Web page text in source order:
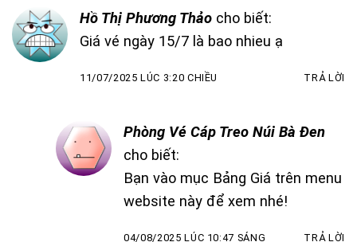
Hồ Thị Phương Thảo cho biết:
Giá vé ngày 15/7 là bao nhieu ạ
11/07/2025 LÚC 3:20 CHIỀU TRẢ LỜI
Phòng Vé Cáp Treo Núi Bà Đen
cho biết:
Bạn vào mục Bảng Giá trên menu
website này để xem nhé!
04/08/2025 LÚC 10:47 SÁNG TRẢ LỜI